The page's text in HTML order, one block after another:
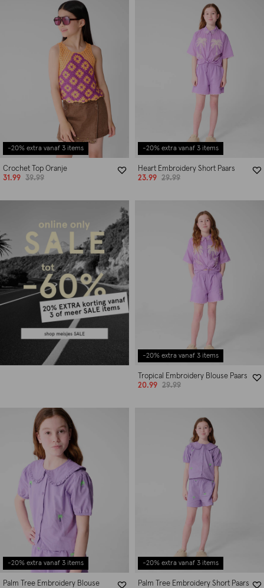
-20% extra vanaf 3 items
Crochet Top Oranje
31.99
39.99
-20% extra vanaf 3 items
Heart Embroidery Short Paars
23.99
29.99
-20% extra vanaf 3 items
Tropical Embroidery Blouse Paars
20.99
29.99
-20% extra vanaf 3 items
Palm Tree Embroidery Blouse
-20% extra vanaf 3 items
Palm Tree Embroidery Short Paars